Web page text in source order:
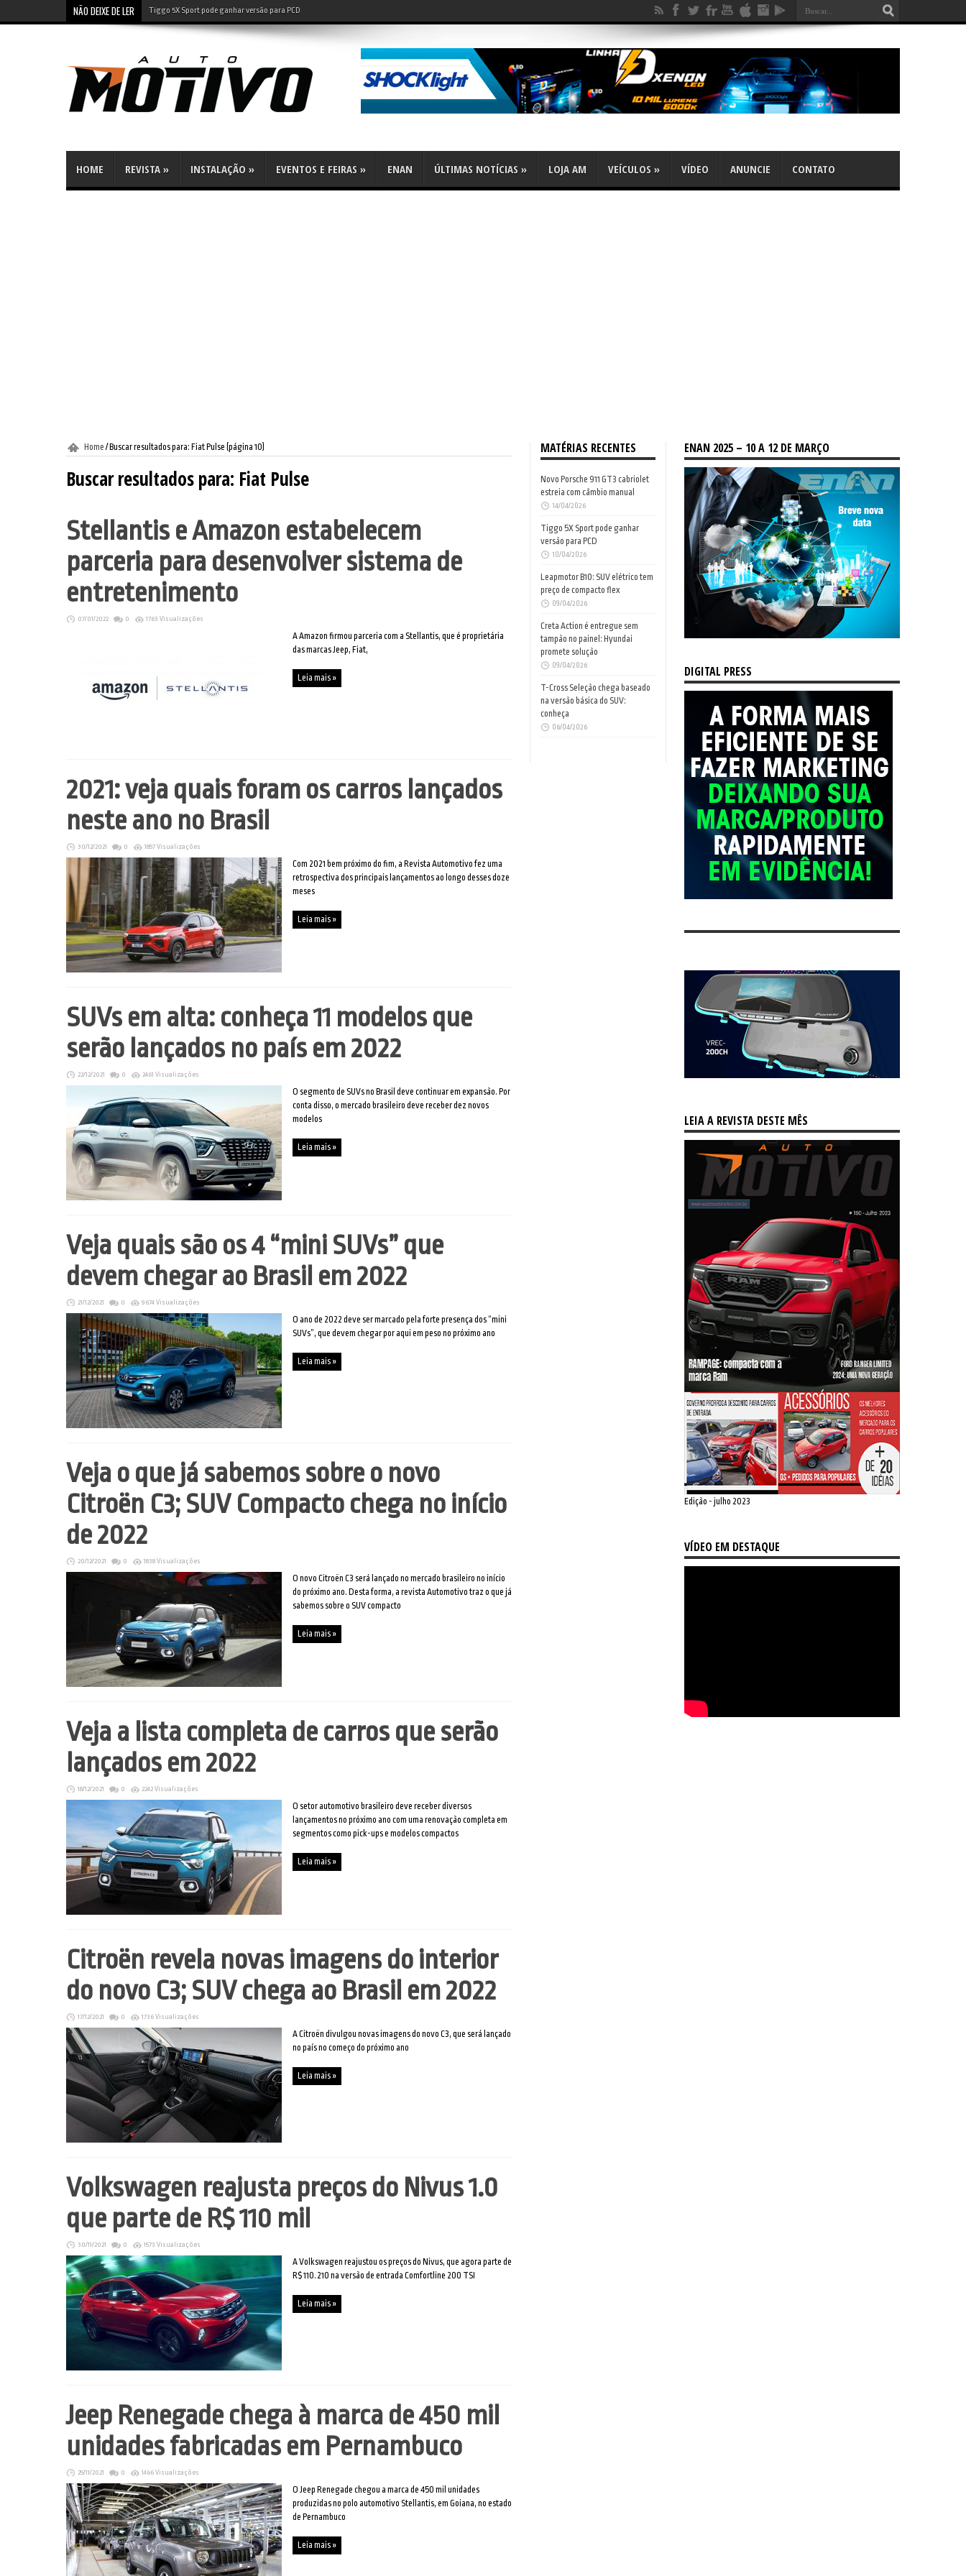
NÃO DEIXE DE LER Leapmotor B10: SUV elétrico tem preço de compacto flex
HOME REVISTA » INSTALAÇÃO » EVENTOS E FEIRAS » ENAN ÚLTIMAS NOTÍCIAS » LOJA AM VEÍCULOS » VÍDEO ANUNCIE CONTATO
Home / Buscar resultados para: Fiat Pulse (página 10)
Buscar resultados para: Fiat Pulse
Stellantis e Amazon estabelecem
parceria para desenvolver sistema de
entretenimento
07/01/2022 0 1763 Visualizações
A Amazon firmou parceria com a Stellantis, que é proprietária
das marcas Jeep, Fiat,
Leia mais »
2021: veja quais foram os carros lançados
neste ano no Brasil
30/12/2021 0 1857 Visualizações
Com 2021 bem próximo do fim, a Revista Automotivo fez uma
retrospectiva dos principais lançamentos ao longo desses doze
meses
Leia mais »
SUVs em alta: conheça 11 modelos que
serão lançados no país em 2022
22/12/2021 0 2461 Visualizações
O segmento de SUVs no Brasil deve continuar em expansão. Por
conta disso, o mercado brasileiro deve receber dez novos
modelos
Leia mais »
Veja quais são os 4 “mini SUVs” que
devem chegar ao Brasil em 2022
21/12/2021 0 9674 Visualizações
O ano de 2022 deve ser marcado pela forte presença dos “mini
SUVs”, que devem chegar por aqui em peso no próximo ano
Leia mais »
Veja o que já sabemos sobre o novo
Citroën C3; SUV Compacto chega no início
de 2022
20/12/2021 0 1838 Visualizações
O novo Citroën C3 será lançado no mercado brasileiro no início
do próximo ano. Desta forma, a revista Automotivo traz o que já
sabemos sobre o SUV compacto
Leia mais »
Veja a lista completa de carros que serão
lançados em 2022
18/12/2021 0 2242 Visualizações
O setor automotivo brasileiro deve receber diversos
lançamentos no próximo ano com uma renovação completa em
segmentos como pick-ups e modelos compactos
Leia mais »
Citroën revela novas imagens do interior
do novo C3; SUV chega ao Brasil em 2022
17/12/2021 0 1736 Visualizações
A Citroën divulgou novas imagens do novo C3, que será lançado
no país no começo do próximo ano
Leia mais »
Volkswagen reajusta preços do Nivus 1.0
que parte de R$ 110 mil
30/11/2021 0 1573 Visualizações
A Volkswagen reajustou os preços do Nivus, que agora parte de
R$ 110.210 na versão de entrada Comfortline 200 TSI
Leia mais »
Jeep Renegade chega à marca de 450 mil
unidades fabricadas em Pernambuco
25/11/2021 0 1466 Visualizações
O Jeep Renegade chegou a marca de 450 mil unidades
produzidas no polo automotivo Stellantis, em Goiana, no estado
de Pernambuco
Leia mais »
MATÉRIAS RECENTES
Novo Porsche 911 GT3 cabriolet
estreia com câmbio manual
14/04/2026
Tiggo 5X Sport pode ganhar
versão para PCD
10/04/2026
Leapmotor B10: SUV elétrico tem
preço de compacto flex
09/04/2026
Creta Action é entregue sem
tampão no painel: Hyundai
promete solução
09/04/2026
T-Cross Seleção chega baseado
na versão básica do SUV:
conheça
06/04/2026
ENAN 2025 – 10 A 12 DE MARÇO
DIGITAL PRESS
LEIA A REVISTA DESTE MÊS
Edição - julho 2023
VÍDEO EM DESTAQUE